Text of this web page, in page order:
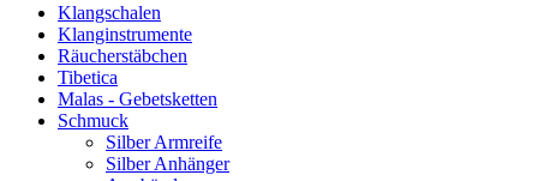
Klangschalen
Klanginstrumente
Räucherstäbchen
Tibetica
Malas - Gebetsketten
Schmuck
Silber Armreife
Silber Anhänger